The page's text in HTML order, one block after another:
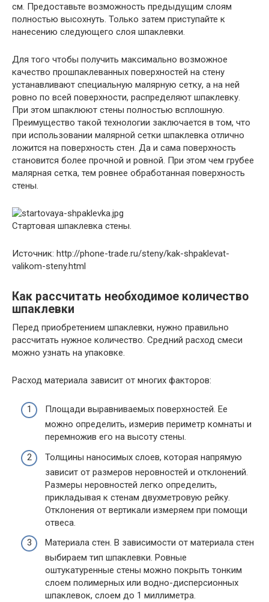
см. Предоставьте возможность предыдущим слоям
полностью высохнуть. Только затем приступайте к
нанесению следующего слоя шпаклевки.
Для того чтобы получить максимально возможное
качество прошпаклеванных поверхностей на стену
устанавливают специальную малярную сетку, а на ней
ровно по всей поверхности, распределяют шпаклевку.
При этом шпаклюют стены полностью всплошную.
Преимущество такой технологии заключается в том, что
при использовании малярной сетки шпаклевка отлично
ложится на поверхность стен. Да и сама поверхность
становится более прочной и ровной. При этом чем грубее
малярная сетка, тем ровнее обработанная поверхность
стены.
Стартовая шпаклевка стены.
Источник: http://phone-trade.ru/steny/kak-shpaklevat-
valikom-steny.html
Как рассчитать необходимое количество
шпаклевки
Перед приобретением шпаклевки, нужно правильно
рассчитать нужное количество. Средний расход смеси
можно узнать на упаковке.
Расход материала зависит от многих факторов:
Площади выравниваемых поверхностей. Ее
можно определить, измерив периметр комнаты и
перемножив его на высоту стены.
Толщины наносимых слоев, которая напрямую
зависит от размеров неровностей и отклонений.
Размеры неровностей легко определить,
прикладывая к стенам двухметровую рейку.
Отклонения от вертикали измеряем при помощи
отвеса.
Материала стен. В зависимости от материала стен
выбираем тип шпаклевки. Ровные
оштукатуренные стены можно покрыть тонким
слоем полимерных или водно-дисперсионных
шпаклевок, слоем до 1 миллиметра.